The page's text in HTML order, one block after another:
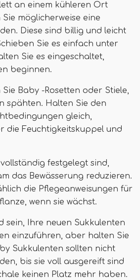
an einem kühleren Ort
möglicherweise eine
Diese sind billig und leicht
Sie es einfach unter
Sie es eingeschaltet,
beginnen.
Baby -Rosetten oder Stiele,
spähten. Halten Sie den
gleich,
die Feuchtigkeitskuppel und
festgelegt sind,
das Bewässerung reduzieren.
die Pflegeanweisungen für
wenn sie wächst.
sein, Ihre neuen Sukkulenten
einzuführen, aber halten Sie
Sukkulenten sollten nicht
bis sie voll ausgereift sind
keinen Platz mehr haben.